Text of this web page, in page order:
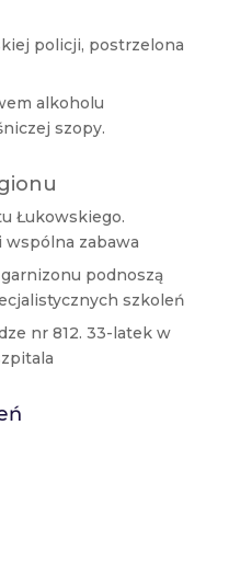
policji, postrzelona
alkoholu
szopy.
Łukowskiego.
wspólna zabawa
podnoszą
szkoleń
nr 812. 33-latek w